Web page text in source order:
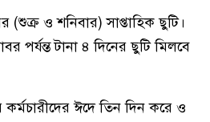
ও শনিবার) সাপ্তাহিক ছুটি।
পর্যন্ত টানা ৪ দিনের ছুটি মিলবে
কর্মচারীদের ঈদে তিন দিন করে ও